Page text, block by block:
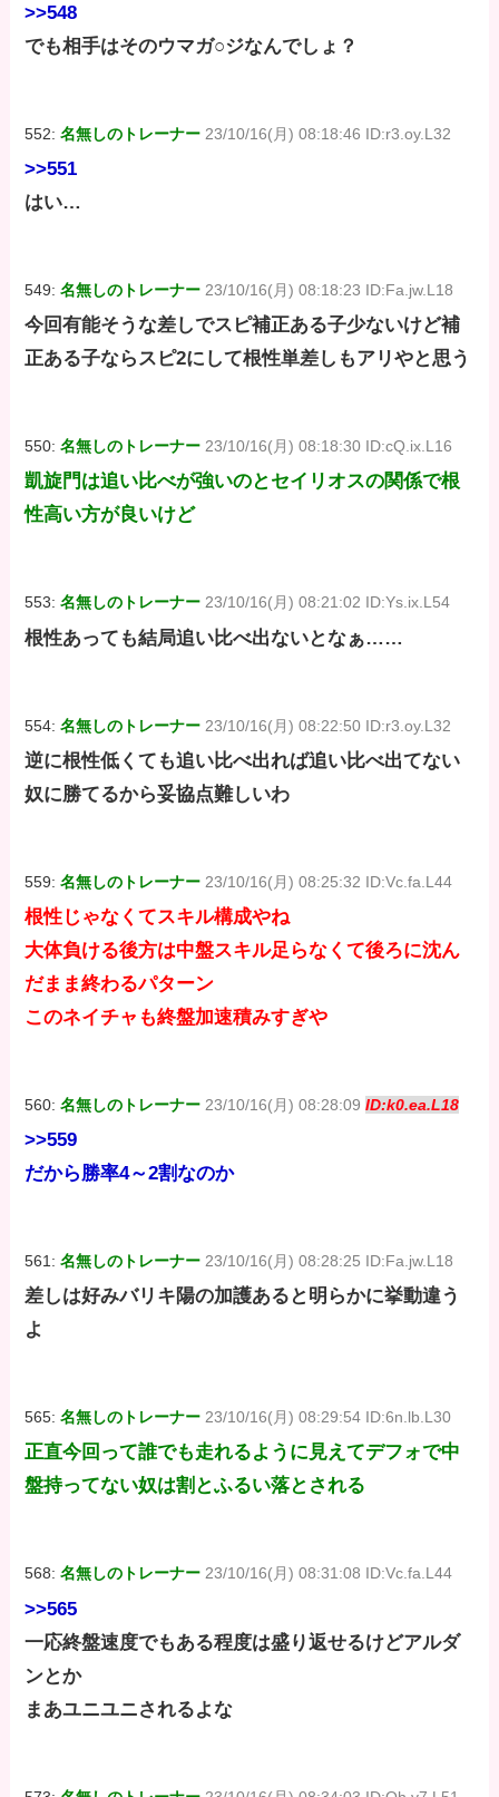
>>548
でも相手はそのウマガ○ジなんでしょ？
552:名無しのトレーナー 23/10/16(月) 08:18:46 ID:r3.oy.L32
>>551
はい…
549:名無しのトレーナー 23/10/16(月) 08:18:23 ID:Fa.jw.L18
今回有能そうな差しでスピ補正ある子少ないけど補
正ある子ならスピ2にして根性単差しもアリやと思う
550:名無しのトレーナー 23/10/16(月) 08:18:30 ID:cQ.ix.L16
凱旋門は追い比べが強いのとセイリオスの関係で根
性高い方が良いけど
553:名無しのトレーナー 23/10/16(月) 08:21:02 ID:Ys.ix.L54
根性あっても結局追い比べ出ないとなぁ……
554:名無しのトレーナー 23/10/16(月) 08:22:50 ID:r3.oy.L32
逆に根性低くても追い比べ出れば追い比べ出てない
奴に勝てるから妥協点難しいわ
559:名無しのトレーナー 23/10/16(月) 08:25:32 ID:Vc.fa.L44
根性じゃなくてスキル構成やね
大体負ける後方は中盤スキル足らなくて後ろに沈ん
だまま終わるパターン
このネイチャも終盤加速積みすぎや
560:名無しのトレーナー 23/10/16(月) 08:28:09ID:k0.ea.L18
>>559
だから勝率4～2割なのか
561:名無しのトレーナー 23/10/16(月) 08:28:25 ID:Fa.jw.L18
差しは好みバリキ陽の加護あると明らかに挙動違う
よ
565:名無しのトレーナー 23/10/16(月) 08:29:54 ID:6n.lb.L30
正直今回って誰でも走れるように見えてデフォで中
盤持ってない奴は割とふるい落とされる
568:名無しのトレーナー 23/10/16(月) 08:31:08 ID:Vc.fa.L44
>>565
一応終盤速度でもある程度は盛り返せるけどアルダ
ンとか
まあユニユニされるよな